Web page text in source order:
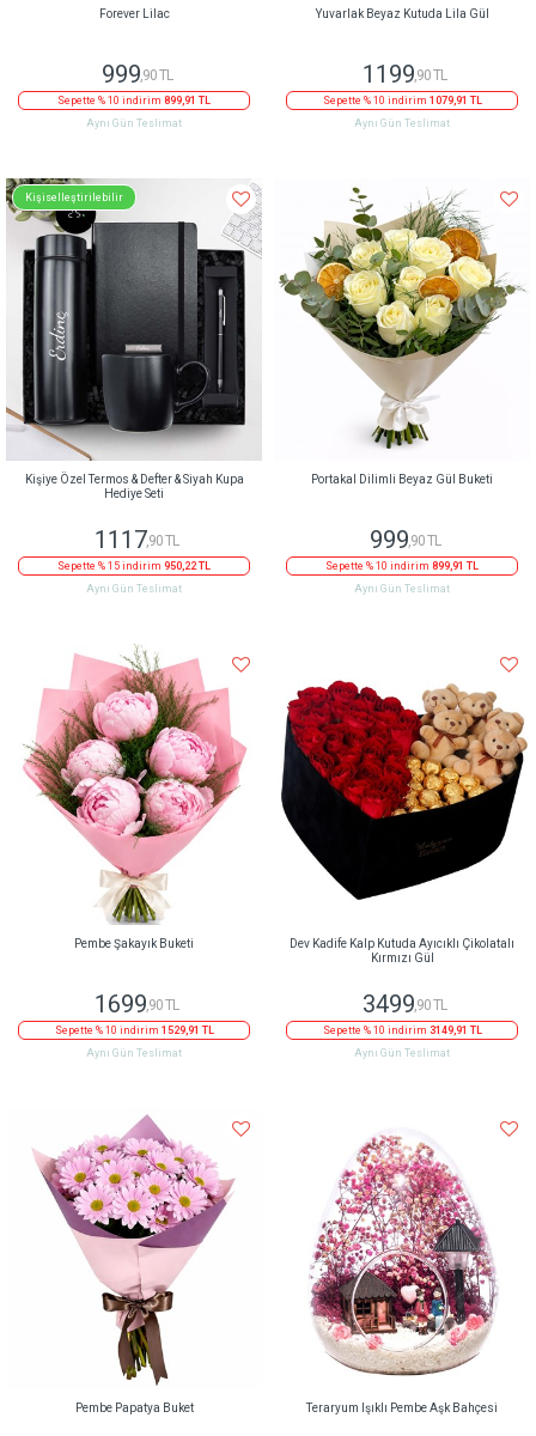
Forever Lilac
999,90 TL
Sepette % 10 indirim 899,91 TL
Aynı Gün Teslimat
Yuvarlak Beyaz Kutuda Lila Gül
1199,90 TL
Sepette % 10 indirim 1079,91 TL
Aynı Gün Teslimat
Kişiselleştirilebilir
Kişiye Özel Termos & Defter & Siyah Kupa
Hediye Seti
1117,90 TL
Sepette % 15 indirim 950,22 TL
Aynı Gün Teslimat
Portakal Dilimli Beyaz Gül Buketi
999,90 TL
Sepette % 10 indirim 899,91 TL
Aynı Gün Teslimat
Pembe Şakayık Buketi
1699,90 TL
Sepette % 10 indirim 1529,91 TL
Aynı Gün Teslimat
Dev Kadife Kalp Kutuda Ayıcıklı Çikolatalı
Kırmızı Gül
3499,90 TL
Sepette % 10 indirim 3149,91 TL
Aynı Gün Teslimat
Pembe Papatya Buket Teraryum Işıklı Pembe Aşk Bahçesi